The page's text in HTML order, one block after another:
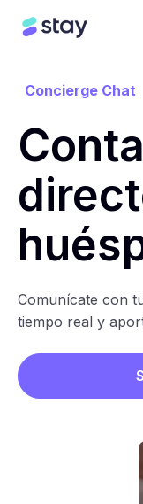
Concierge Chat
Comunícate con
tiempo real y